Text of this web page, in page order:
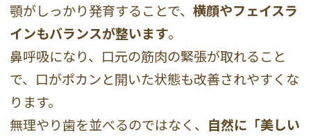
顎がしっかり発育することで、横顔やフェイスラ
インもバランスが整います。
鼻呼吸になり、口元の筋肉の緊張が取れること
で、口がポカンと開いた状態も改善されやすくな
ります。
無理やり歯を並べるのではなく、 自然に「美しい